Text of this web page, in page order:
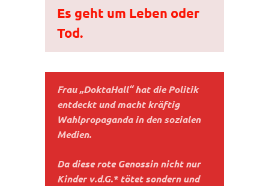
Es geht um Leben oder
Tod.
Frau „DoktaHall“ hat die Politik
entdeckt und macht kräftig
Wahlpropaganda in den sozialen
Medien.
Da diese rote Genossin nicht nur
Kinder v.d.G.* tötet sondern und